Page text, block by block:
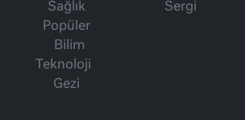
Sağlık
Popüler
Bilim
Teknoloji
Gezi
Sergi